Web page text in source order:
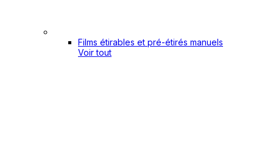
Films étirables et pré-étirés manuels
Voir tout